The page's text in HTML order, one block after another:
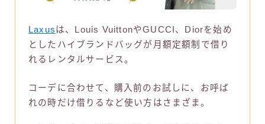
Laxusは、Louis VuittonやGUCCI、Diorを始め
としたハイブランドバッグが月額定額制で借り
れるレンタルサービス。
コーデに合わせて、購入前のお試しに、お呼ば
れの時だけ借りるなど使い方はさまざま。